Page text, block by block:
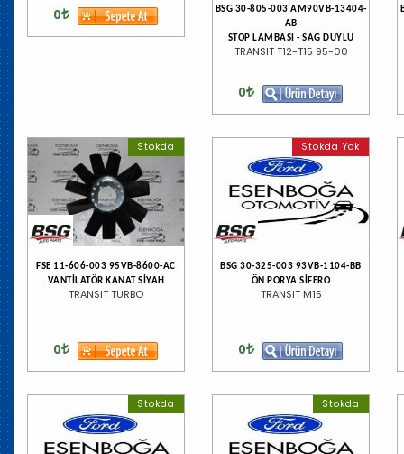
0
BSG 30-805-003 AM90VB-13404-
AB
STOP LAMBASI - SAĞ DUYLU
TRANSIT T12-T15 95-00
0
Stokda
FSE 11-606-003 95VB-8600-AC
VANTİLATÖR KANAT SİYAH
TRANSIT TURBO
0
Stokda Yok
BSG 30-325-003 93VB-1104-BB
ÖN PORYA SİFERO
TRANSIT M15
0
Stokda Stokda